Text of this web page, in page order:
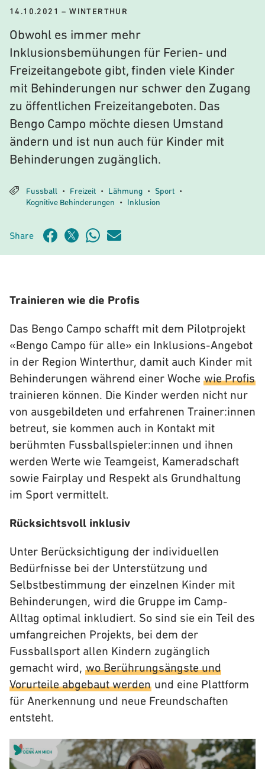
14.10.2021–WINTERTHUR
Obwohl es immer mehr
Inklusionsbemühungen für Ferien- und
Freizeitangebote gibt, finden viele Kinder
mit Behinderungen nur schwer den Zugang
zu öffentlichen Freizeitangeboten. Das
Bengo Campo möchte diesen Umstand
ändern und ist nun auch für Kinder mit
Behinderungen zugänglich.
Fussball • Freizeit • Lähmung • Sport •
Kognitive Behinderungen • Inklusion
Share
Trainieren wie die Profis
Das Bengo Campo schafft mit dem Pilotprojekt
«Bengo Campo für alle» ein Inklusions-Angebot
in der Region Winterthur, damit auch Kinder mit
Behinderungen während einer Woche wie Profis
trainieren können. Die Kinder werden nicht nur
von ausgebildeten und erfahrenen Trainer:innen
betreut, sie kommen auch in Kontakt mit
berühmten Fussballspieler:innen und ihnen
werden Werte wie Teamgeist, Kameradschaft
sowie Fairplay und Respekt als Grundhaltung
im Sport vermittelt.
Rücksichtsvoll inklusiv
Unter Berücksichtigung der individuellen
Bedürfnisse bei der Unterstützung und
Selbstbestimmung der einzelnen Kinder mit
Behinderungen, wird die Gruppe im Camp-
Alltag optimal inkludiert. So sind sie ein Teil des
umfangreichen Projekts, bei dem der
Fussballsport allen Kindern zugänglich
gemacht wird, wo Berührungsängste und
Vorurteile abgebaut werden und eine Plattform
für Anerkennung und neue Freundschaften
entsteht.